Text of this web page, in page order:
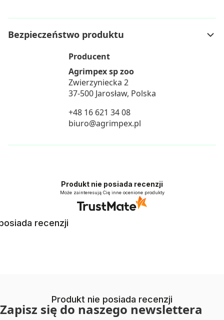
Bezpieczeństwo produktu
Producent
Agrimpex sp zoo
Zwierzyniecka 2
37-500 Jarosław, Polska
+48 16 621 34 08
biuro@agrimpex.pl
Produkt nie posiada recenzji
Może zainteresują Cię inne ocenione produkty
recenzji
Produkt nie posiada recenzji
Zapisz się do naszego newslettera